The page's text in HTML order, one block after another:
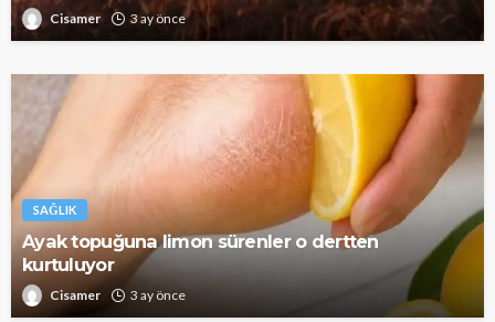
Cisamer 3 ay önce
SAĞLIK
Ayak topuğuna limon sürenler o dertten
kurtuluyor
Cisamer 3 ay önce